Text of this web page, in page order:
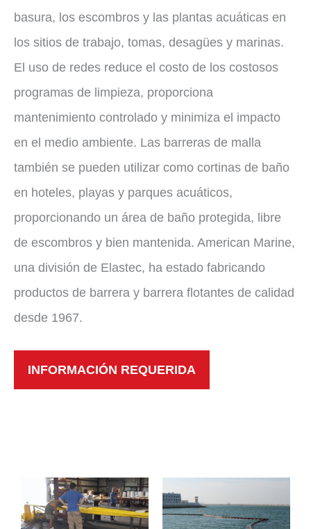
basura, los escombros y las plantas acuáticas en
los sitios de trabajo, tomas, desagües y marinas.
El uso de redes reduce el costo de los costosos
programas de limpieza, proporciona
mantenimiento controlado y minimiza el impacto
en el medio ambiente. Las barreras de malla
también se pueden utilizar como cortinas de baño
en hoteles, playas y parques acuáticos,
proporcionando un área de baño protegida, libre
de escombros y bien mantenida. American Marine,
una división de Elastec, ha estado fabricando
productos de barrera y barrera flotantes de calidad
desde 1967.
INFORMACIÓN REQUERIDA